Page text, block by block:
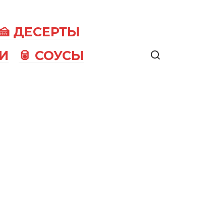
ДЕСЕРТЫ
🥫 СОУСЫ